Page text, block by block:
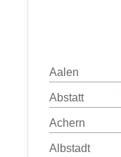
Aalen
Abstatt
Achern
Albstadt